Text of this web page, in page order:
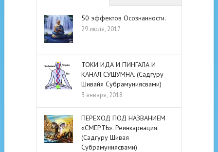
50 эффектов Осознанности.
29 июля, 2017
ТОКИ ИДА И ПИНГАЛА И
КАНАЛ СУШУМНА. (Садгуру
Шивайя Субрамуниясвами)
3 января, 2018
ПЕРЕХОД ПОД НАЗВАНИЕМ
«СМЕРТЬ». Реинкарнация.
(Садгуру Шивая
Субрамуниясвами)